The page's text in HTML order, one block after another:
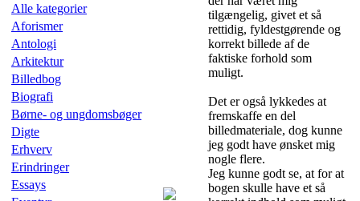
Alle kategorier
Aforismer
Antologi
Arkitektur
Billedbog
Biografi
Børne- og ungdomsbøger
Digte
Erhverv
Erindringer
Essays
tilgængelig, givet et så
rettidig, fyldestgørende og
korrekt billede af de
faktiske forhold som
muligt.
Det er også lykkedes at
fremskaffe en del
billedmateriale, dog kunne
jeg godt have ønsket mig
nogle flere.
Jeg kunne godt se, at for at
bogen skulle have et så